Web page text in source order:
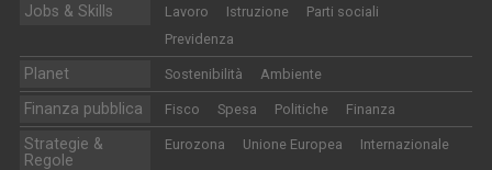
Jobs & Skills Lavoro Istruzione
Parti sociali
Previdenza
Planet Sostenibilità Ambiente
Finanza pubblica Fisco Spesa Politiche Finanza
Strategie &
Regole
Eurozona Unione Europea Internazionale